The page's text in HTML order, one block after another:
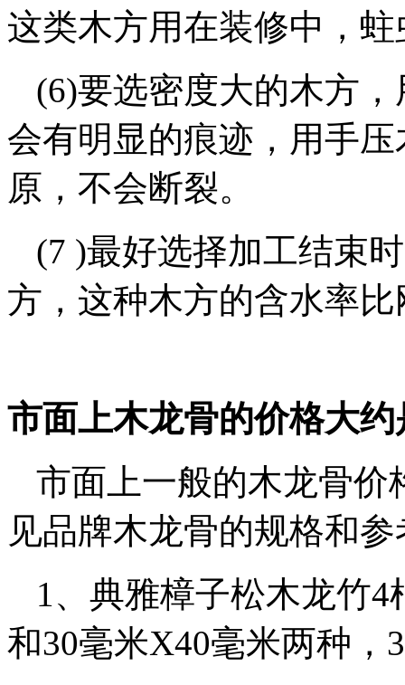
这类木方用在装修中，
(6)要选密度大的木方
会有明显的痕迹，用手
原，不会断裂。
(7 )最好选择加工结束
方，这种木方的含水率
市面上木龙骨的价格大约
市面上一般的木龙骨价
见品牌木龙骨的规格和
1、典雅樟子松木龙竹
和30毫米X40毫米两种，